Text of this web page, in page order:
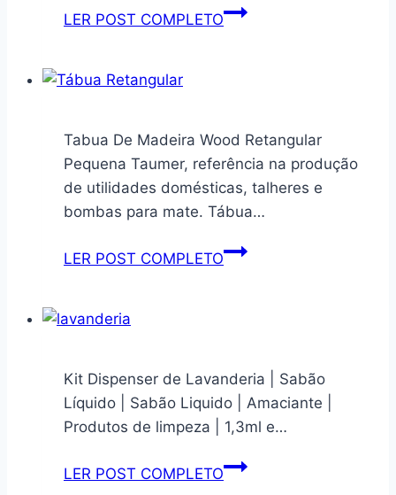
LER POST COMPLETOColcha
Gênova
Lisa,
Tabua De Madeira Wood Retangular
Pequena Taumer, referência na produção
de utilidades domésticas, talheres e
bombas para mate. Tábua…
LER POST COMPLETOTabua
Pequena
Kit Dispenser de Lavanderia | Sabão
Líquido | Sabão Liquido | Amaciante |
Produtos de limpeza | 1,3ml e…
LER POST COMPLETOKit